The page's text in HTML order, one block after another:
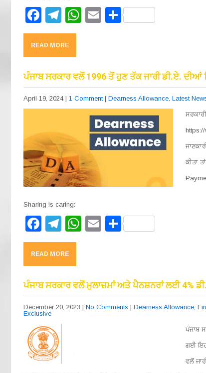
F
a
c
e
b
o
o
T
el
e
gr
a
m
W
A
p
p
E S
READ MORE
ਪੰਜਾਬ ਸਰਕਾਰ ਵਲੋਂ 1996 ਤੋਂ ਹੁਣ ਤੱਕ ਜਾਰੀ ਡੀ.ਏ. ਦੀਆਂ
April 19, 2024 | 1 Comment | Dearness Allowance, Latest
ਕੀਤਾ
Sharing is caring:
F
a
c
e
b
o
o
k
T
el
e
gr
a
m
W
A
p
E S
READ MORE
ਪੰਜਾਬ ਸਰਕਾਰ ਵਲੋਂ ਮੁਲਾਜ਼ਮਾਂ ਅਤੇ ਪੈਨਸ਼ਨਰਾਂ ਲਈ 4%
December 20, 2023 | No Comments | Dearness Allowance,
Exclusive
ਪੰਜਾਬ
ਗਈ ਇਹ
ਵਲੋਂ